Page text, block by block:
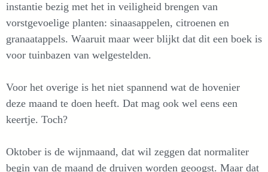
instantie bezig met het in veiligheid brengen van
vorstgevoelige planten: sinaasappelen, citroenen en
granaatappels. Waaruit maar weer blijkt dat dit een boek is
voor tuinbazen van welgestelden.
Voor het overige is het niet spannend wat de hovenier
deze maand te doen heeft. Dat mag ook wel eens een
keertje. Toch?
Oktober is de wijnmaand, dat wil zeggen dat normaliter
begin van de maand de druiven worden geoogst. Maar dat